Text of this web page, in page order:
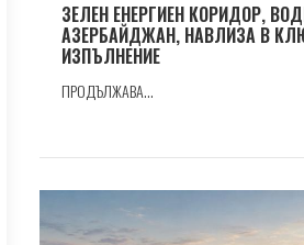
ЗЕЛЕН ЕНЕРГИЕН КОРИДОР,
АЗЕРБАЙДЖАН, НАВЛИЗА В
ИЗПЪЛНЕНИЕ
ПРОДЪЛЖАВА...